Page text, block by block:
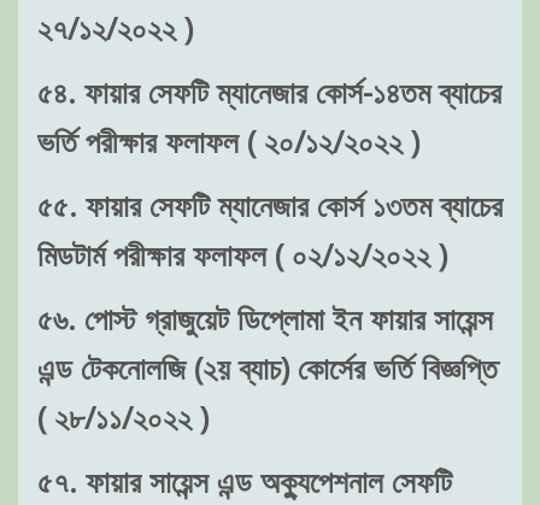
২৭/১২/২০২২ )
৫৪. ফায়ার সেফটি ম্যানেজার কোর্স-১৪তম ব্যাচের
ভর্তি পরীক্ষার ফলাফল ( ২০/১২/২০২২ )
৫৫. ফায়ার সেফটি ম্যানেজার কোর্স ১৩তম ব্যাচের
মিডটার্ম পরীক্ষার ফলাফল ( ০২/১২/২০২২ )
৫৬. পোস্ট গ্রাজুয়েট ডিপ্লোমা ইন ফায়ার সায়েন্স
এন্ড টেকনোলজি (২য় ব্যাচ) কোর্সের ভর্তি বিজ্ঞপ্তি
( ২৮/১১/২০২২ )
৫৭. ফায়ার সায়েন্স এন্ড অক্যুপেশনাল সেফটি